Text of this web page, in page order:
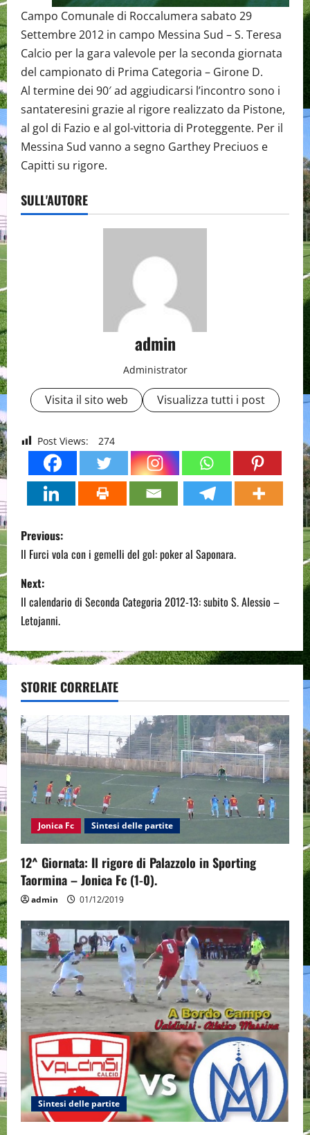
Campo Comunale di Roccalumera sabato 29
Settembre 2012 in campo Messina Sud – S. Teresa
Calcio per la gara valevole per la seconda giornata
del campionato di Prima Categoria – Girone D.
Al termine dei 90′ ad aggiudicarsi l’incontro sono i
santateresini grazie al rigore realizzato da Pistone,
al gol di Fazio e al gol-vittoria di Proteggente. Per il
Messina Sud vanno a segno Garthey Preciuos e
Capitti su rigore.
SULL'AUTORE
admin
Administrator
Visita il sito web Visualizza tutti i post
Post Views: 274
P
o
s
t
n
a
v
i
g
i
o
n
Previous:
Il Furci vola con i gemelli del gol: poker al Saponara.
Next:
Il calendario di Seconda Categoria 2012-13: subito S. Alessio –
Letojanni.
STORIE CORRELATE
Jonica Fc Sintesi delle partite
12^ Giornata: Il rigore di Palazzolo in Sporting
Taormina – Jonica Fc (1-0).
admin 01/12/2019
Sintesi delle partite